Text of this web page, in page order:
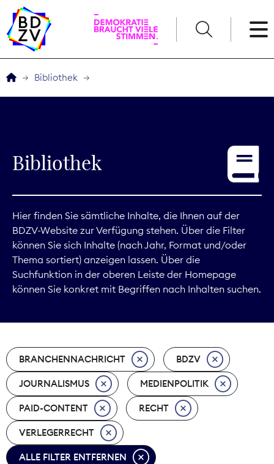
Service
Digitales
Kommunikation
Marktdaten
Nachhaltigkeit
Nachwuchs
Nova Award
Pressefreiheit
Bibliothek
Bibliothek
Hier finden Sie sämtliche Inhalte, die Ihnen auf der
BDZV-Website zur Verfügung stehen. Über die Filter
können Sie sich Inhalte (nach Jahr, Format und/oder
Thema sortiert) anzeigen lassen. Über die
Suchfunktion in der oberen Leiste der Homepage
können Sie konkret mit Begriffen nach Inhalten suchen.
BRANCHENNACHRICHT BDZV
JOURNALISMUS MEDIENPOLITIK
PAID-CONTENT RECHT
VERLEGERRECHT
ALLE FILTER ENTFERNEN